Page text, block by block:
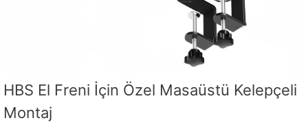
HBS El Freni İçin Özel Masaüstü Kelepçeli
Montaj